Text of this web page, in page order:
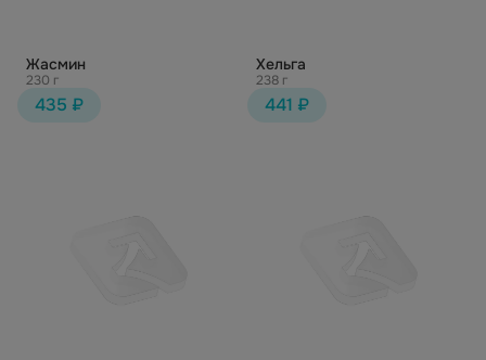
Жасмин
230 г
435 ₽
Хельга
238 г
441 ₽